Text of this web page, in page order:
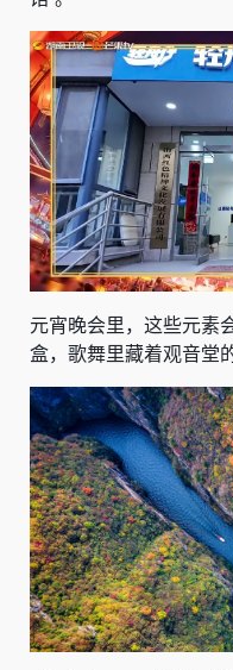
元宵晚会里，这些元素
盒，歌舞里藏着观音堂